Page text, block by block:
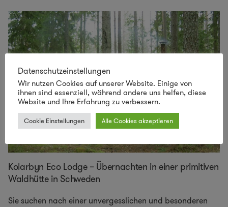
Kolarbyn Eco Lodge – Übernachten in einer primitiven
Waldhütte in Schweden
Sie suchen nach einer unvergesslichen und besonderen
Datenschutzeinstellungen
Wir nutzen Cookies auf unserer Website. Einige von
ihnen sind essenziell, während andere uns helfen, diese
Website und Ihre Erfahrung zu verbessern.
Cookie Einstellungen Alle Cookies akzeptieren